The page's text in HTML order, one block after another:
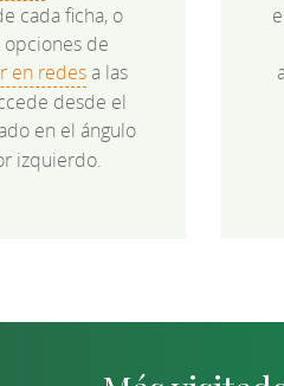
cada ficha, o
opciones de
en redesa las
desde el
en el ángulo
izquierdo.